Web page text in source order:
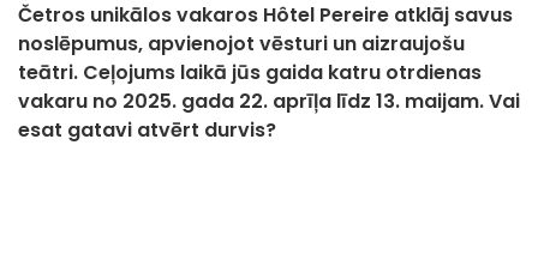
Četros unikālos vakaros Hôtel Pereire atklāj savus
noslēpumus, apvienojot vēsturi un aizraujošu
teātri. Ceļojums laikā jūs gaida katru otrdienas
vakaru no 2025. gada 22. aprīļa līdz 13. maijam. Vai
esat gatavi atvērt durvis?